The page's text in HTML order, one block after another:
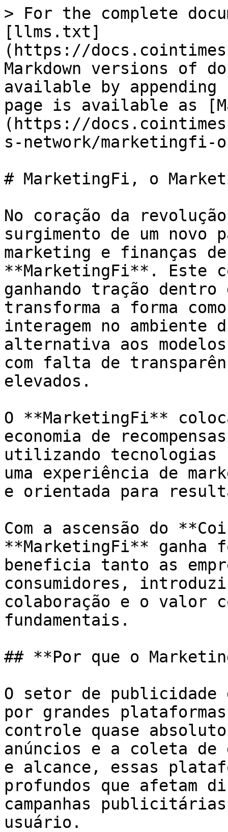
> For the complete
[llms.txt]
(https://
Markdown versions of
available by
page is available as
(https://
s-network/marketingfi-
# MarketingFi, o
No coração da
surgimento de um novo
marketing e finanças
**MarketingFi**. Este
ganhando tração dentro
transforma a forma
interagem no ambiente
alternativa aos
com falta de
elevados.
O **MarketingFi**
economia de
utilizando tecnologias
uma experiência de
e orientada para
Com a ascensão do
**MarketingFi** ganha
beneficia tanto as
consumidores,
colaboração e o valor
fundamentais.
## **Por que o
O setor de publicidade
por grandes
controle quase
anúncios e a coleta de
e alcance, essas
profundos que afetam
campanhas
usuário.